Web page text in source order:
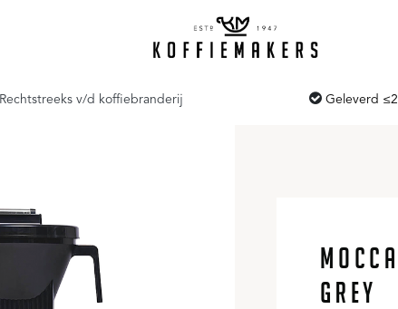
Rechtstreeks v/d koffiebranderij Geleverd
GREY